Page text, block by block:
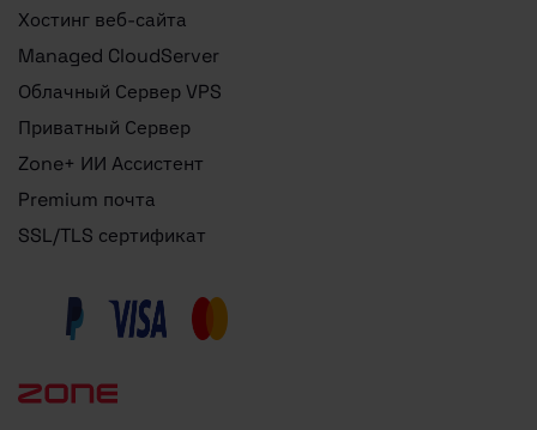
Хостинг веб-сайта
Managed CloudServer
Облачный Сервер VPS
Приватный Сервер
Zone+ ИИ Ассистент
Premium почта
SSL/TLS сертификат